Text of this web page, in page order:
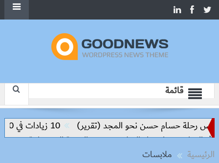
قائمة
رحلة حسام حسن نحو المجد (تقرير)
10 زيادات في 10 سنوات.. هل حان الوقت لرفع دعم البنزين نهائيا؟
مفتاح بناء السلام وتحقيق التنمية المستدامة
الرئيسية
ملابسات